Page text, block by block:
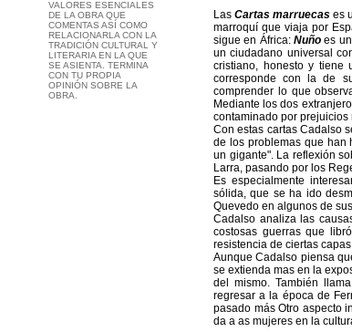
VALORES ESENCIALES
DE LA OBRA QUE
COMENTAS ASÍ COMO
RELACIONARLA CON LA
TRADICIÓN CULTURAL Y
LITERARIA EN LA QUE
SE ASIENTA. TERMINA
CON TU PROPIA
OPINIÓN SOBRE LA
OBRA.
LasCartas marruecas es
marroquí que viaja por
sigue en África: Nuñoes un
un ciudadano universal
cristiano, honesto y tiene
corresponde con la de
comprender lo que
Mediante los dos
contaminado por prejuicios
Con estas cartas Cadalso
de los problemas que han
un gigante". La reflexión
Larra, pasando por los
Es especialmente
sólida, que se ha ido
Quevedo en algunos de
Cadalso analiza las
costosas guerras que
resistencia de ciertas
Aunque Cadalso piensa
se extienda mas en la
del mismo. También
regresar a la época de
pasado más Otro aspecto
da a as mujeres en la